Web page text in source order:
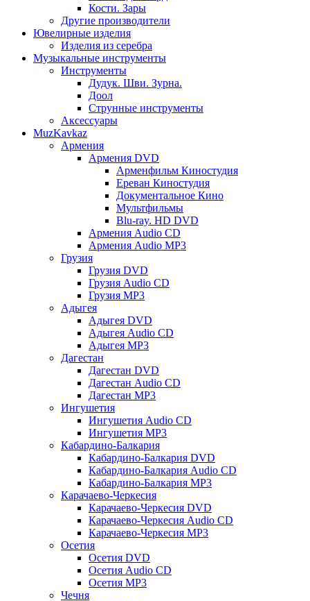
Кости. Зары
Другие производители
Ювелирные изделия
Изделия из серебра
Музыкальные инструменты
Инструменты
Дудук. Шви. Зурна.
Доол
Струнные инструменты
Аксессуары
MuzKavkaz
Армения
Армения DVD
Арменфильм Киностудия
Ереван Киностудия
Документальное Кино
Мультфильмы
Blu-ray. HD DVD
Армения Audio CD
Армения Audio MP3
Грузия
Грузия DVD
Грузия Audio CD
Грузия MP3
Адыгея
Адыгея DVD
Адыгея Audio CD
Адыгея MP3
Дагестан
Дагестан DVD
Дагестан Audio CD
Дагестан MP3
Ингушетия
Ингушетия Audio CD
Ингушетия MP3
Кабардино-Балкария
Кабардино-Балкария DVD
Кабардино-Балкария Audio CD
Кабардино-Балкария MP3
Карачаево-Черкесия
Карачаево-Черкесия DVD
Карачаево-Черкесия Audio CD
Карачаево-Черкесия MP3
Осетия
Осетия DVD
Осетия Audio CD
Осетия MP3
Чечня